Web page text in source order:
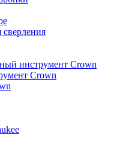
инструмент Crown
Crown